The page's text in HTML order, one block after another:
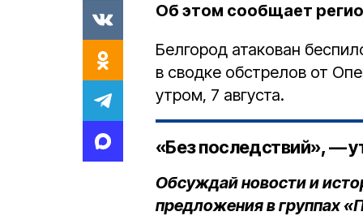
Об этом сообщает
Белгород атакован
в сводке обстрелов от
утром, 7 августа.
«Без последствий», —
Обсуждай новости и
предложения в группах